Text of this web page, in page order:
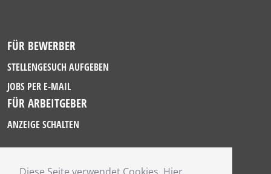
FÜR BEWERBER
STELLENGESUCH AUFGEBEN
JOBS PER E-MAIL
FÜR ARBEITGEBER
ANZEIGE SCHALTEN